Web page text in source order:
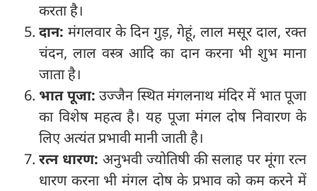
करता है।
दान: मंगलवार के दिन गुड़, गेहूं, लाल मसूर दाल, रक्त
चंदन, लाल वस्त्र आदि का दान करना भी शुभ माना
जाता है।
भात पूजा: उज्जैन स्थित मंगलनाथ मंदिर में भात पूजा
का विशेष महत्व है। यह पूजा मंगल दोष निवारण के
लिए अत्यंत प्रभावी मानी जाती है।
रत्न धारण: अनुभवी ज्योतिषी की सलाह पर मूंगा रत्न
धारण करना भी मंगल दोष के प्रभाव को कम करने में